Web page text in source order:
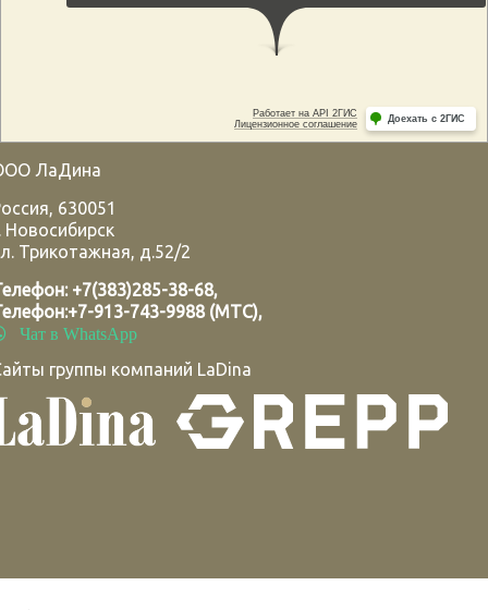
ЛаДина
, 630051
Новосибирск
Трикотажная, д.52/2
+7(383)285-38-68,
+7-913-743-9988 (МТС),
Чат в WhatsApp
группы компаний LaDina